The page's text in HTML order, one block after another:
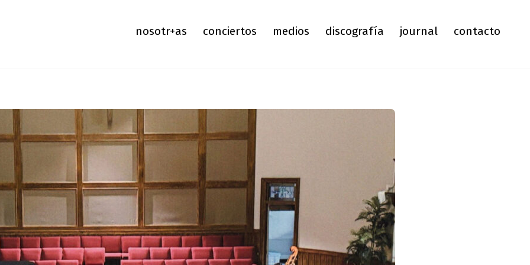
nosotr+as conciertos medios discografía journal contacto